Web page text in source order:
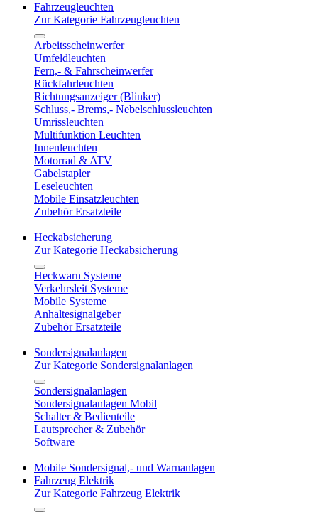
Fahrzeugleuchten
Zur Kategorie Fahrzeugleuchten
Arbeitsscheinwerfer
Umfeldleuchten
Fern,- & Fahrscheinwerfer
Rückfahrleuchten
Richtungsanzeiger (Blinker)
Schluss,- Brems,- Nebelschlussleuchten
Umrissleuchten
Multifunktion Leuchten
Innenleuchten
Motorrad & ATV
Gabelstapler
Leseleuchten
Mobile Einsatzleuchten
Zubehör Ersatzteile
Heckabsicherung
Zur Kategorie Heckabsicherung
Heckwarn Systeme
Verkehrsleit Systeme
Mobile Systeme
Anhaltesignalgeber
Zubehör Ersatzteile
Sondersignalanlagen
Zur Kategorie Sondersignalanlagen
Sondersignalanlagen
Sondersignalanlagen Mobil
Schalter & Bedienteile
Lautsprecher & Zubehör
Software
Mobile Sondersignal,- und Warnanlagen
Fahrzeug Elektrik
Zur Kategorie Fahrzeug Elektrik